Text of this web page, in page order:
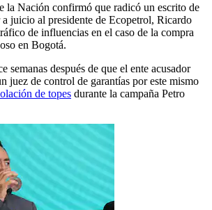
la Nación confirmó que radicó un escrito de
a juicio al presidente de Ecopetrol, Ricardo
de influencias en el caso de la compra
en Bogotá.
semanas después de que el ente acusador
juez de control de garantías por este mismo
de topes durante la campaña Petro